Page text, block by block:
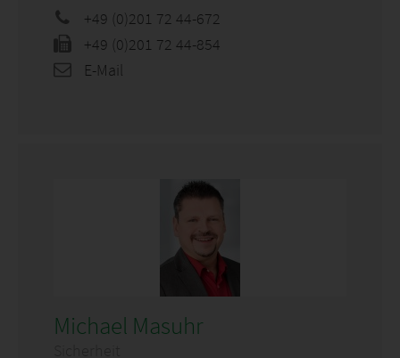
+49 (0)201 72 44-672
+49 (0)201 72 44-854
E-Mail
Michael Masuhr